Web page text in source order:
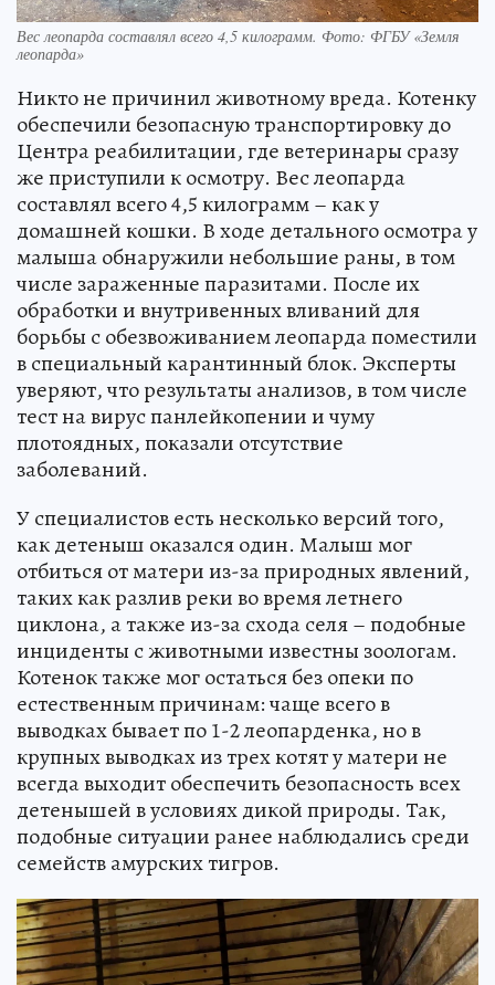
Вес леопарда составлял всего 4,5 килограмм. Фото: ФГБУ «Земля
леопарда»
Никто не причинил животному вреда. Котенку
обеспечили безопасную транспортировку до
Центра реабилитации, где ветеринары сразу
же приступили к осмотру. Вес леопарда
составлял всего 4,5 килограмм – как у
домашней кошки. В ходе детального осмотра у
малыша обнаружили небольшие раны, в том
числе зараженные паразитами. После их
обработки и внутривенных вливаний для
борьбы с обезвоживанием леопарда поместили
в специальный карантинный блок. Эксперты
уверяют, что результаты анализов, в том числе
тест на вирус панлейкопении и чуму
плотоядных, показали отсутствие
заболеваний.
У специалистов есть несколько версий того,
как детеныш оказался один. Малыш мог
отбиться от матери из-за природных явлений,
таких как разлив реки во время летнего
циклона, а также из-за схода селя – подобные
инциденты с животными известны зоологам.
Котенок также мог остаться без опеки по
естественным причинам: чаще всего в
выводках бывает по 1-2 леопарденка, но в
крупных выводках из трех котят у матери не
всегда выходит обеспечить безопасность всех
детенышей в условиях дикой природы. Так,
подобные ситуации ранее наблюдались среди
семейств амурских тигров.